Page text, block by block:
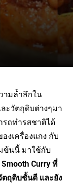
ามล้ำลึกใน
ะวัตถุดิบต่างๆมา
รถทำรสชาติได้
งเครื่องแกง กับ
ข้นนี้ มาใช้กับ
Curry ที่
ถุดิบชั้นดี และยัง